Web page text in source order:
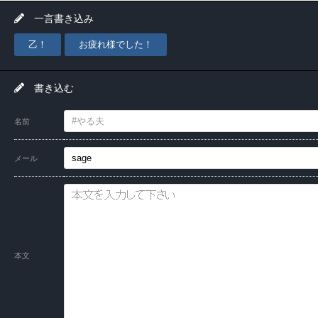
一言書き込み
乙！ お疲れ様でした！
書き込む
名前
メール
本文